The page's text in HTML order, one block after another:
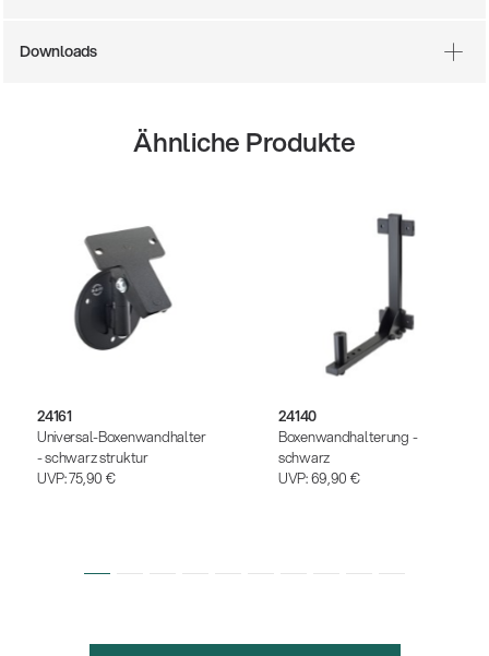
Produkte| 19.06.2026
Downloads
Ähnliche Produkte
24161
Universal-Boxenwandhalter
- schwarz struktur
UVP:75,90 €
24140
Boxenwandhalterung -
schwarz
UVP:69,90 €